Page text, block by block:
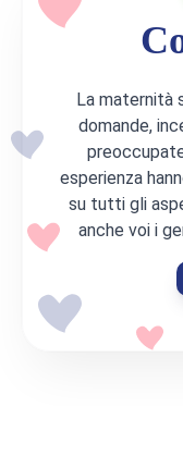
La maternità
domande,
esperienza
su tutti gli
anche voi i